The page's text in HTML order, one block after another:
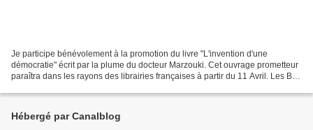
Je participe bénévolement à la promotion du livre "L'invention d'une
démocratie" écrit par la plume du docteur Marzouki. Cet ouvrage prometteur
paraîtra dans les rayons des librairies françaises à partir du 11 Avril. Les Ben
Hébergé par Canalblog